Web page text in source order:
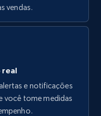
Initial
count, and
vendas.
real
e notificações
você tome medidas